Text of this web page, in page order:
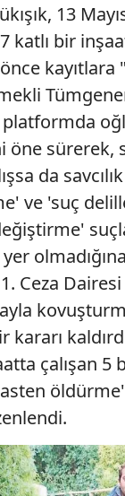
13
katlı bir
platformda
öne sürerek,
da
ve 'suç
Ceza
kararı
çalışan 5